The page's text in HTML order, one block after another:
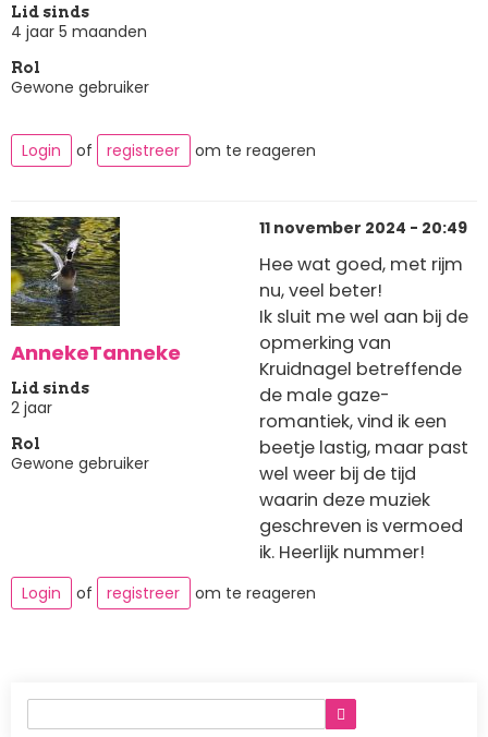
Lid sinds
4 jaar 5 maanden
Rol
Gewone gebruiker
Login of registreer om te reageren
AnnekeTanneke
Lid sinds
2 jaar
Rol
Gewone gebruiker
11 november 2024 - 20:49
Hee wat goed, met rijm
nu, veel beter!
Ik sluit me wel aan bij de
opmerking van
Kruidnagel betreffende
de male gaze-
romantiek, vind ik een
beetje lastig, maar past
wel weer bij de tijd
waarin deze muziek
geschreven is vermoed
ik. Heerlijk nummer!
Login of registreer om te reageren